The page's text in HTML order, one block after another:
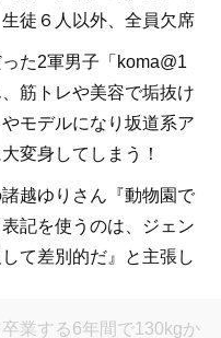
徒６人以外、全員欠席
た2軍男子「koma@1
筋トレや美容で垢抜け
モデルになり坂道系ア
変身してしまう！
越ゆりさん『動物園で
表記を使うのは、ジェン
て差別的だ』と主張し
業する6年間で130kgか